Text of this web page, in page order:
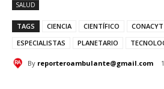
SALUD
TAGS CIENCIA CIENTÍFICO CONACYT
ESPECIALISTAS
PLANETARIO
By reporteroambulante@gmail.com